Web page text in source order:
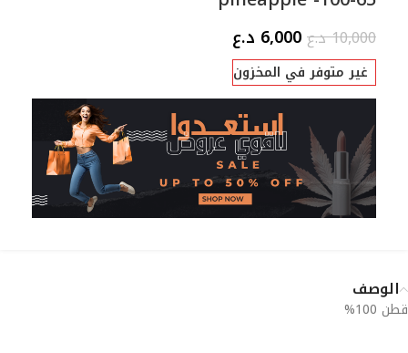
10,000د.ع6,000 د.ع
غير متوفر في المخزون
الوصف
قطن 100%